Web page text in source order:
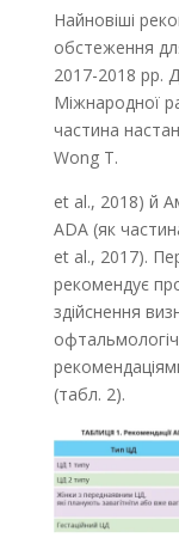
Найновіші
обстеження
2017-2018 рр.
Міжнародної
частина
Wong T.
et al., 2018) й
ADA (як
et al., 2017).
рекомендує
здійснення
(табл. 2).